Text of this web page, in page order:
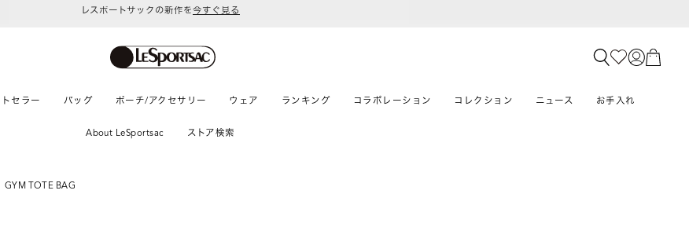
令和8年熊本地震 被災地への支援に関して
セラー バッグ ポーチ/アクセサリー ウェア ランキング コラボレーション コレクション ニュース お手入れ
About LeSportsac ストア検索
GYM TOTE BAG